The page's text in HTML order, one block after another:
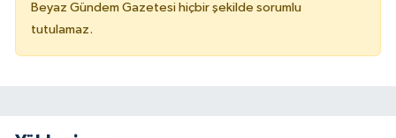
Beyaz Gündem Gazetesi hiçbir şekilde sorumlu
tutulamaz.